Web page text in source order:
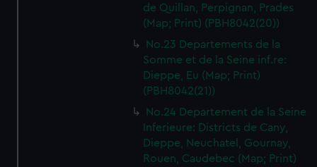
de Quillan, Perpignan, Prades
(Map; Print) (PBH8042(20))
No.23 Departements de la
Somme et de la Seine inf.re:
Dieppe, Eu (Map; Print)
(PBH8042(21))
No.24 Departement de la Seine
Inferieure: Districts de Cany,
Dieppe, Neuchatel, Gournay,
Rouen, Caudebec (Map; Print)